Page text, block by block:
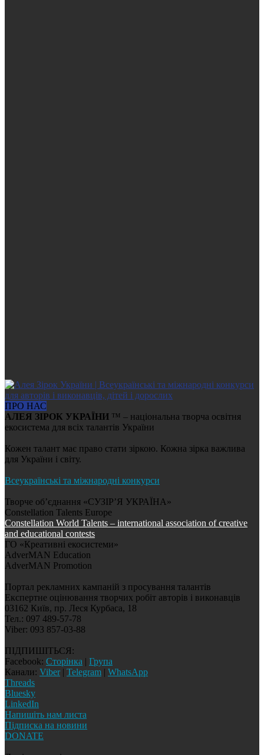
ПРО НАС
АЛЕЯ ЗІРОК УКРАЇНИ ™ – національна творча освітня
екосистема для всіх талантів України
Кожен талант має право стати зіркою. Кожна зірка важлива
для України і світу.
Всеукраїнські та міжнародні конкурси
Творче об’єднання «СУЗІР’Я УКРАЇНА»
Constellation Talents Europe
Constellation World Talents – international association of creative
and educational contests
ГО «Креативні екосистеми»
AdverMAN Education
AdverMAN Promotion
Портал рекламних кампаній з просування талантів
Експертне оцінювання творчих робіт авторів і виконавців
03162 Київ, пр. Леся Курбаса, 18
Тел.: 097 489-57-78
Viber: 093 857-03-88
ПІДПИШІТЬСЯ:
Facebook: Сторінка | Група
Канали: Viber| Telegram | WhatsApp
Threads
Bluesky
LinkedIn
Напишіть нам листа
Підписка на новини
DONATE